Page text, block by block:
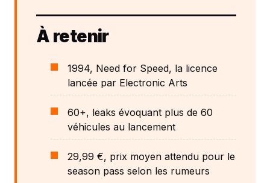
À retenir
1994, Need for Speed, la licence
lancée par Electronic Arts
60+, leaks évoquant plus de 60
véhicules au lancement
29,99 €, prix moyen attendu pour le
season pass selon les rumeurs